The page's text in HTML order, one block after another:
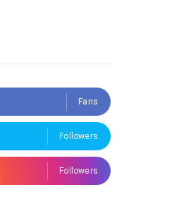
Fans
Followers
Followers